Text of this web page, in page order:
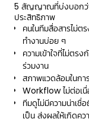
5 สัญญาณที่บ่งบอกว่า
ประสิทธิภาพ
คนในทีมสื่อสารไม่ต
ทำงานบ่อย ๆ
ความเข้าใจที่ไม่ต
ร่วมงาน
สภาพแวดล้อมในกา
Workflow ไม่ต่อเ
ทีมดูไม่มีความน่าเชื่
เป็น ส่งผลให้เกิดค